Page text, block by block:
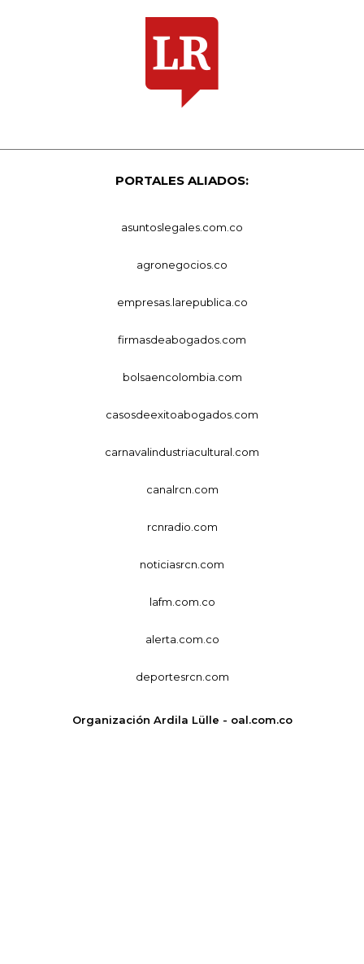
PORTALES ALIADOS:
asuntoslegales.com.co
agronegocios.co
empresas.larepublica.co
firmasdeabogados.com
bolsaencolombia.com
casosdeexitoabogados.com
carnavalindustriacultural.com
canalrcn.com
rcnradio.com
noticiasrcn.com
lafm.com.co
alerta.com.co
deportesrcn.com
Organización Ardila Lülle - oal.com.co